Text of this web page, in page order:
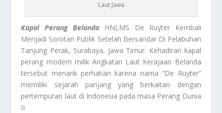
Laut Jawa
Kapal Perang Belanda HNLMS De Ruyter Kembali
Menjadi Sorotan Publik Setelah Bersandar Di Pelabuhan
Tanjung Perak, Surabaya, Jawa Timur. Kehadiran kapal
perang modern milik Angkatan Laut Kerajaan Belanda
tersebut menarik perhatian karena nama “De Ruyter”
memiliki sejarah panjang yang berkaitan dengan
pertempuran laut di Indonesia pada masa Perang Dunia
II.